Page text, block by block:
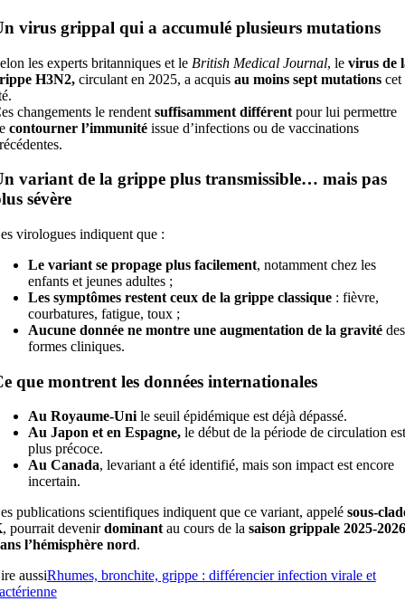
virus grippal qui a accumulé plusieurs mutations
les experts britanniques et le British Medical Journal, le virus de
H3N2, circulant en 2025, a acquis au moins sept mutationscet
changements le rendent suffisamment différentpour lui permettre
contourner l’immunitéissue d’infections ou de vaccinations
variant de la grippe plus transmissible… mais pas
sévère
virologues indiquent que :
Le variant se propage plus facilement, notamment chez les
enfants et jeunes adultes ;
Les symptômes restent ceux de la grippe classique: fièvre,
courbatures, fatigue, toux ;
Aucune donnée ne montre une augmentation de la gravitédes
formes cliniques.
que montrent les données internationales
Au Royaume-Unile seuil épidémique est déjà dépassé.
Au Japon et en Espagne, le début de la période de circulation est
plus précoce.
Au Canada, levariant a été identifié, mais son impact est encore
incertain.
publications scientifiques indiquent que ce variant, appelé sous-
, pourrait devenirdominantau cours de la saison grippale 2025-2026
l’hémisphère nord.
aussiRhumes, bronchite, grippe : différencier infection virale et